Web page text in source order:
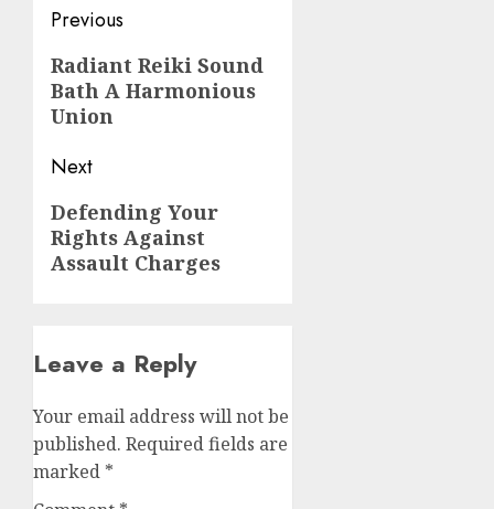
Post
navigation
Previous
Previous
post:
Radiant Reiki Sound
Bath A Harmonious
Union
Next
Next
post:
Defending Your
Rights Against
Assault Charges
Leave a Reply
Your email address will not be
published. Required fields are
marked *